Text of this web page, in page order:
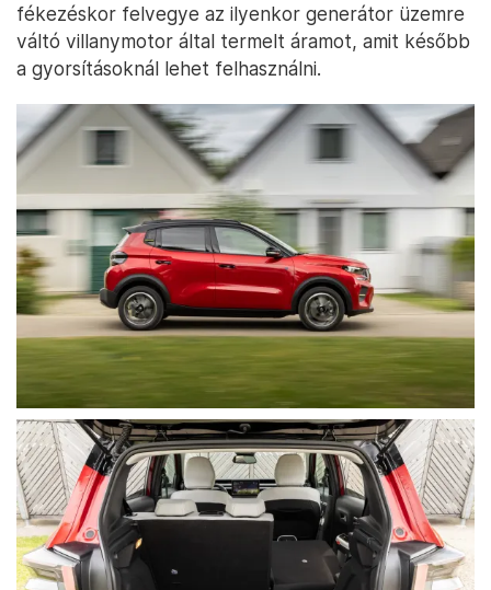
fékezéskor felvegye az ilyenkor generátor üzemre
váltó villanymotor által termelt áramot, amit később
a gyorsításoknál lehet felhasználni.